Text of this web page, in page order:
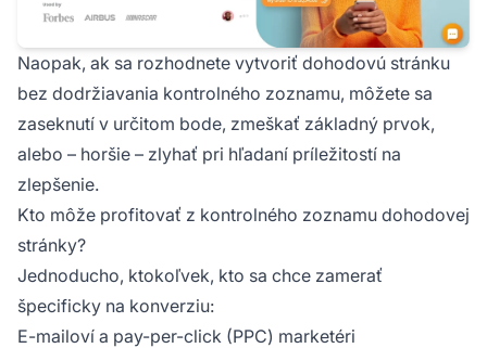
Naopak, ak sa rozhodnete vytvoriť dohodovú stránku
bez dodržiavania kontrolného zoznamu, môžete sa
zaseknutí v určitom bode, zmeškať základný prvok,
alebo – horšie – zlyhať pri hľadaní príležitostí na
zlepšenie.
Kto môže profitovať z kontrolného zoznamu dohodovej
stránky?
Jednoducho, ktokoľvek, kto sa chce zamerať
špecificky na konverziu:
E-mailoví a pay-per-click (PPC) marketéri